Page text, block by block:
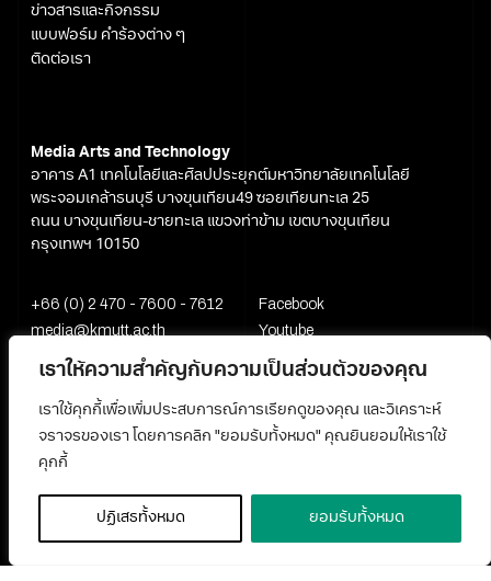
เราให้ความสำคัญกับความเป็นส่วนตัวของคุณ
เราใช้คุกกี้เพื่อเพิ่มประสบการณ์การเรียกดูของคุณ และวิเคราะห์
จราจรของเรา โดยการคลิก "ยอมรับทั้งหมด" คุณยินยอมให้เราใช้
คุกกี้
ปฏิเสธทั้งหมด ยอมรับทั้งหมด
ข่าวสารและกิจกรรม
แบบฟอร์ม คำร้องต่าง ๆ
ติดต่อเรา
Media Arts and Technology
อาคาร A1 เทคโนโลยีและศิลปประยุกต์มหาวิทยาลัยเทคโนโลยี
พระจอมเกล้าธนบุรี บางขุนเทียน49 ซอยเทียนทะเล 25
ถนน บางขุนเทียน-ชายทะเล แขวงท่าข้าม เขตบางขุนเทียน
กรุงเทพฯ 10150
+66 (0) 2 470 - 7600 - 7612
media@kmutt.ac.th
Facebook
Youtube